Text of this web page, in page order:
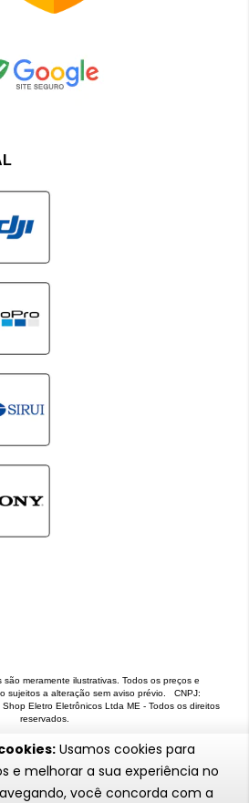
Usamos cookies para
e melhorar a sua experiência no
você concorda com a
meramente ilustrativas. Todos os preços e
sujeitos a alteração sem aviso prévio. CNPJ:
Eletro Eletrônicos Ltda ME - Todos os direitos
reservados.